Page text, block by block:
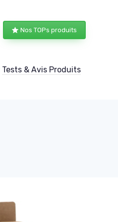
Nos TOPs produits
Tests & Avis Produits